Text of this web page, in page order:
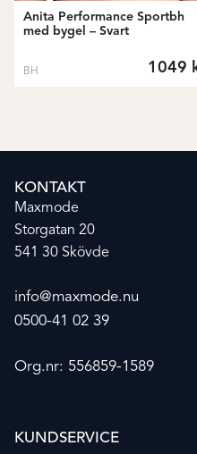
Anita Performance Sportbh
med bygel – Svart
BH 1049
KONTAKT
Maxmode
Storgatan 20
541 30 Skövde
info@maxmode.nu
0500-41 02 39
Org.nr: 556859-1589
KUNDSERVICE